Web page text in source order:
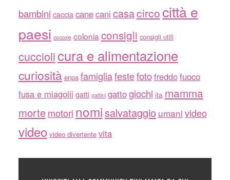
bambini caccia canecani casacirco città e
paesi coccole colonia consigli consigli utili
cucciolicura e alimentazione
curiosità enpa famigliafestefotofreddofuoco
fusa e miagolii gatti gattini gattogiochi ita mamma
mortemotori nomisalvataggio umani video
video video divertente vita